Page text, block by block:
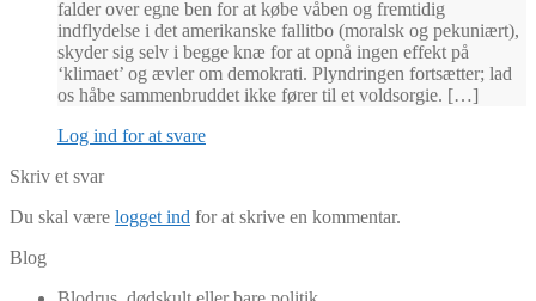
falder over egne ben for at købe våben og fremtidig
indflydelse i det amerikanske fallitbo (moralsk og pekuniært),
skyder sig selv i begge knæ for at opnå ingen effekt på
‘klimaet’ og ævler om demokrati. Plyndringen fortsætter; lad
os håbe sammenbruddet ikke fører til et voldsorgie. […]
Log ind for at svare
Skriv et svar
Du skal være logget ind for at skrive en kommentar.
Blog